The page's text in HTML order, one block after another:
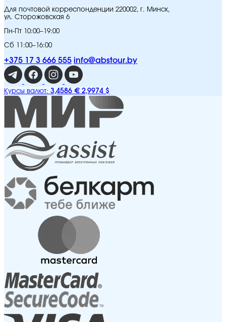
Для почтовой корреспонденции 220002, г. Минск,
ул. Сторожовская 6
Пн-Пт 10:00–19:00
Сб 11:00–16:00
+375 17 3 666 555 info@abstour.by
Курсы валют: 3,4586 € 2,9974 $